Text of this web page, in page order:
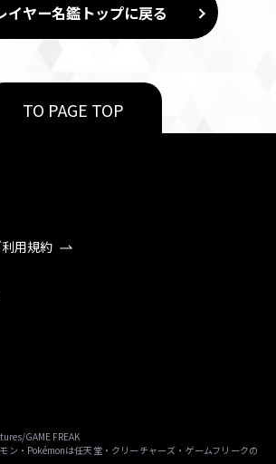
イヤー名鑑トップに戻る
TO PAGE TOP
用規約
GAME FREAK
ン・Pokémonは任天堂・クリーチャーズ・ゲームフリークの